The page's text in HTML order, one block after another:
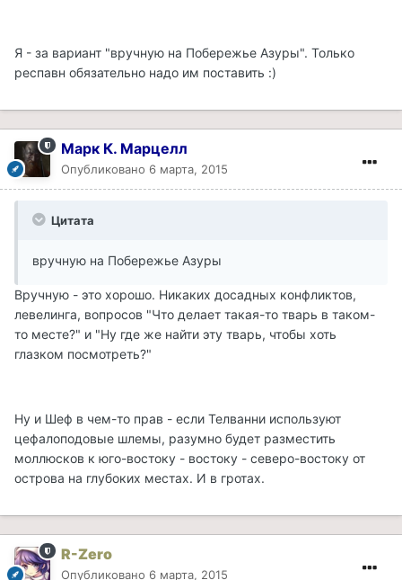
Я - за вариант "вручную на Побережье Азуры". Только
респавн обязательно надо им поставить :)
Марк К. Марцелл
Опубликовано 6 марта, 2015
Цитата
вручную на Побережье Азуры
Вручную - это хорошо. Никаких досадных конфликтов,
левелинга, вопросов "Что делает такая-то тварь в таком-
то месте?" и "Ну где же найти эту тварь, чтобы хоть
глазком посмотреть?"
Ну и Шеф в чем-то прав - если Телванни используют
цефалоподовые шлемы, разумно будет разместить
моллюсков к юго-востоку - востоку - северо-востоку от
острова на глубоких местах. И в гротах.
R-Zero
Опубликовано 6 марта, 2015